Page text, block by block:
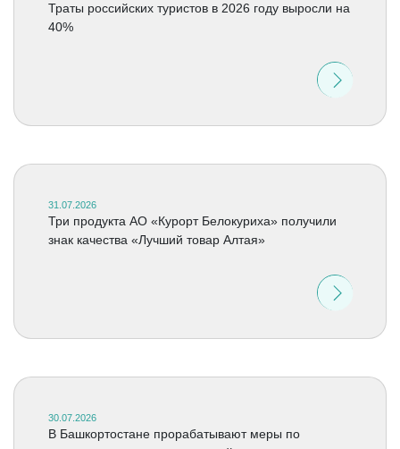
Траты российских туристов в 2026 году выросли на
40%
31.07.2026
Три продукта АО «Курорт Белокуриха» получили
знак качества «Лучший товар Алтая»
30.07.2026
В Башкортостане прорабатывают меры по